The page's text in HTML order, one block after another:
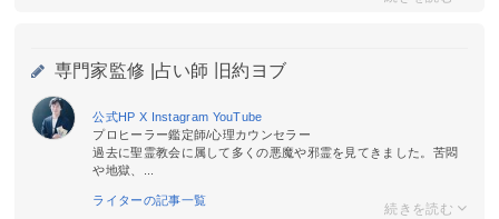
専門家監修 | 占い師 旧約ヨブ
公式HP X Instagram YouTube
プロヒーラー鑑定師/心理カウンセラー
過去に聖霊教会に属して多くの悪魔や邪霊を見てきました。苦悶
や地獄、...
ライターの記事一覧